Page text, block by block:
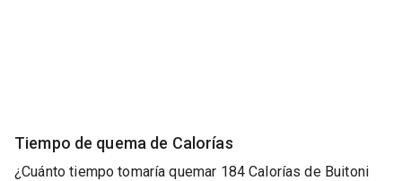
Tiempo de quema de Calorías
¿Cuánto tiempo tomaría quemar 184 Calorías de Buitoni